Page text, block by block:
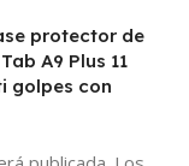
protector de
A9 Plus 11
golpes con